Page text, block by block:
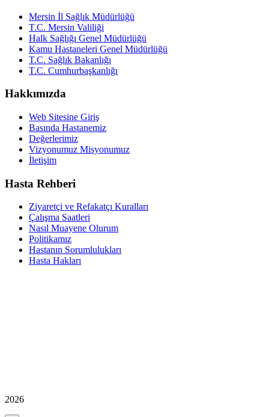
Mersin İl Sağlık Müdürlüğü
T.C. Mersin Valiliği
Halk Sağlığı Genel Müdürlüğü
Kamu Hastaneleri Genel Müdürlüğü
T.C. Sağlık Bakanlığı
T.C. Cumhurbaşkanlığı
Hakkımızda
Web Sitesine Giriş
Basında Hastanemiz
Değerlerimiz
Vizyonumuz Misyonumuz
İletişim
Hasta Rehberi
Ziyaretçi ve Refakatçı Kuralları
Çalışma Saatleri
Nasıl Muayene Olurum
Politikamız
Hastanın Sorumlulukları
Hasta Hakları
2026